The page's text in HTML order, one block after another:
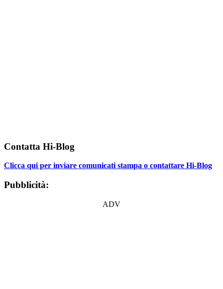
Contatta Hi-Blog
Clicca qui per inviare comunicati stampa o contattare Hi-Blog
Pubblicità:
ADV